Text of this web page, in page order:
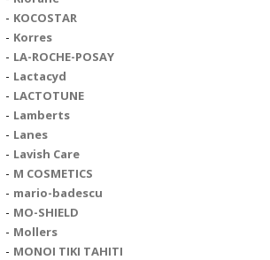
KOCOSTAR
Korres
LA-ROCHE-POSAY
Lactacyd
LACTOTUNE
Lamberts
Lanes
Lavish Care
M COSMETICS
mario-badescu
MO-SHIELD
Mollers
MONOI TIKI TAHITI